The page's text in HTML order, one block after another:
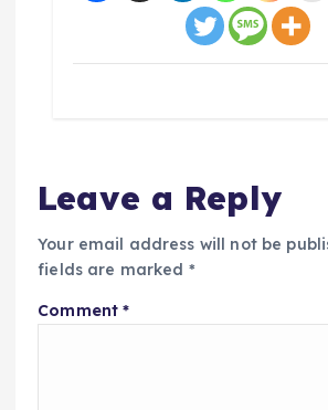
Leave a Reply
Your email address will not be
fields are marked *
Comment*